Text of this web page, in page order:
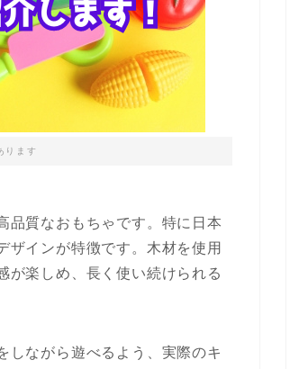
ります
品質なおもちゃです。特に日本
ザインが特徴です。木材を使用
が楽しめ、長く使い続けられる
しながら遊べるよう、実際のキ